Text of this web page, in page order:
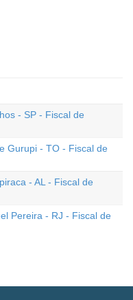
- SP - Fiscal de
Gurupi - TO - Fiscal de
- AL - Fiscal de
Pereira - RJ - Fiscal de